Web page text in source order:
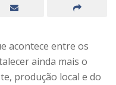
acontece entre os
ainda mais o
produção local e do